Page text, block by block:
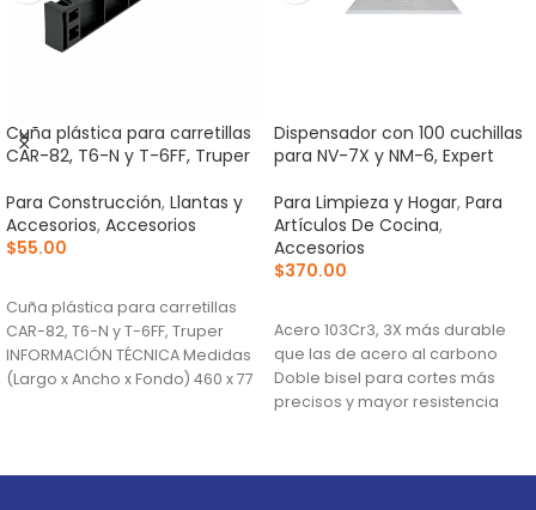
Cuña plástica para carretillas
CAR-82, T6-N y T-6FF, Truper
Para Construcción, Llantas y
Accesorios, Accesorios
$55.00
Cuña plástica para carretillas
CAR-82, T6-N y T-6FF, Truper
INFORMACIÓN TÉCNICA Medidas
(Largo x Ancho x Fondo) 460 x 77
Dispensador con 100 cuchillas
para NV-7X y NM-6, Expert
Para Limpieza y Hogar, Para
Artículos De Cocina,
Accesorios
$370.00
Acero 103Cr3, 3X más durable
que las de acero al carbono
Doble bisel para cortes más
precisos y mayor resistencia